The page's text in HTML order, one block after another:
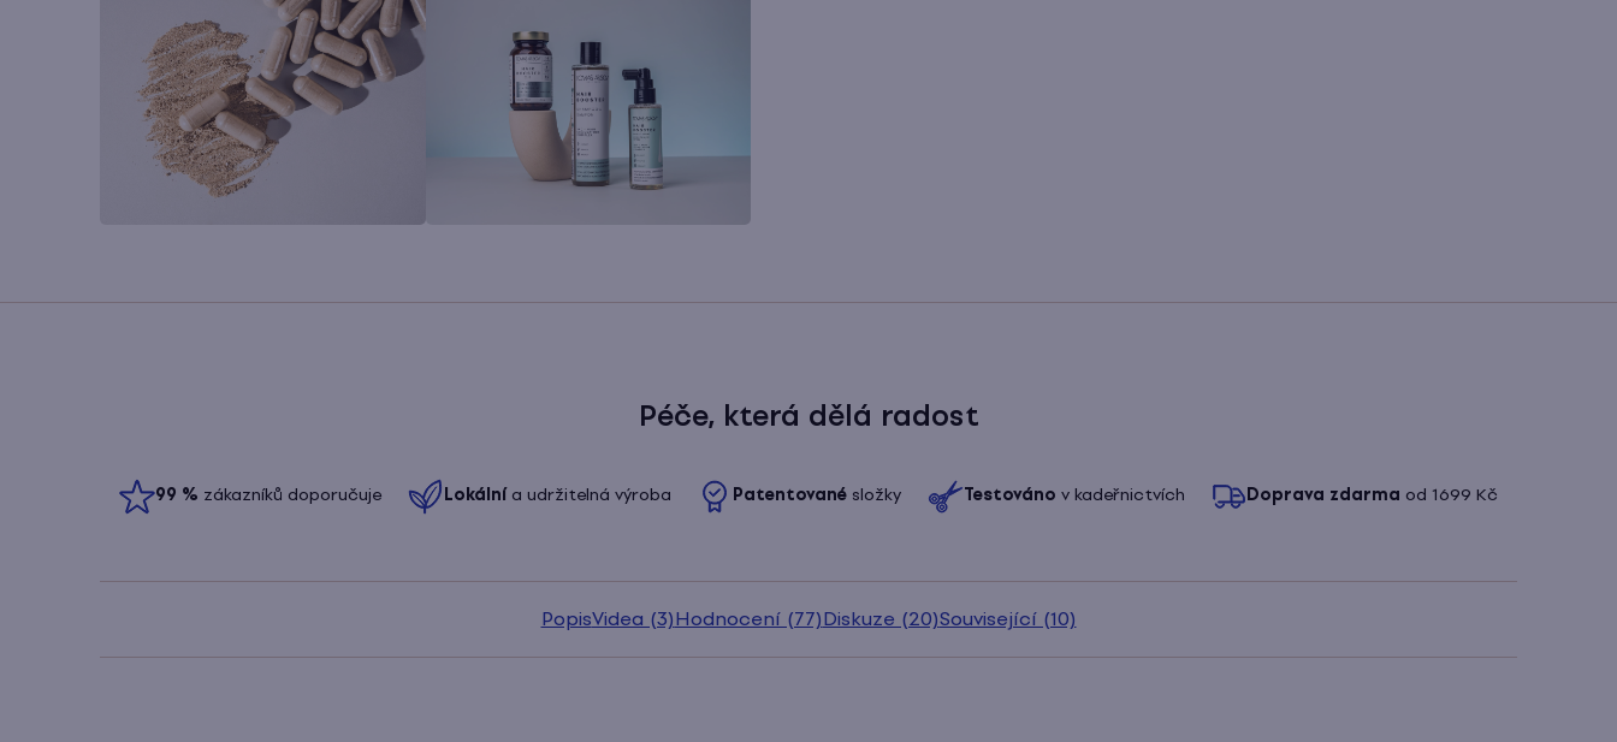
Péče, která dělá radost
99 % zákazníků doporučuje Lokálnía udržitelná výroba Patentované složky Testováno v kadeřnictvích Doprava zdarma od 1699 Kč
Popis Související (10)
Videa (3)Hodnocení (77)Diskuze (20)